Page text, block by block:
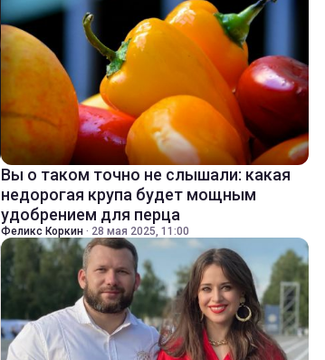
Вы о таком точно не слышали: какая
недорогая крупа будет мощным
удобрением для перца
Феликс Коркин · 28 мая 2025, 11:00